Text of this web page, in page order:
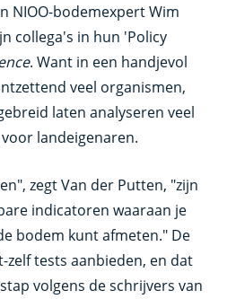
NIOO-bodemexpert Wim
collega's in hun 'Policy
. Want in een handjevol
veel organismen,
laten analyseren veel
landeigenaren.
zegt Van der Putten, "zijn
indicatoren waaraan je
bodem kunt afmeten." De
zelf tests aanbieden, en dat
volgens de schrijvers van